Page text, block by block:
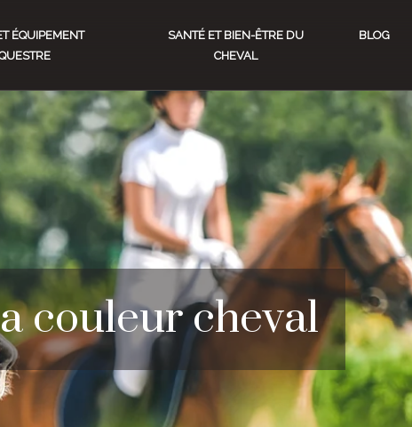
ÉQUIPEMENT
SANTÉ ET BIEN-ÊTRE DU
CHEVAL
BLOG
couleur cheval